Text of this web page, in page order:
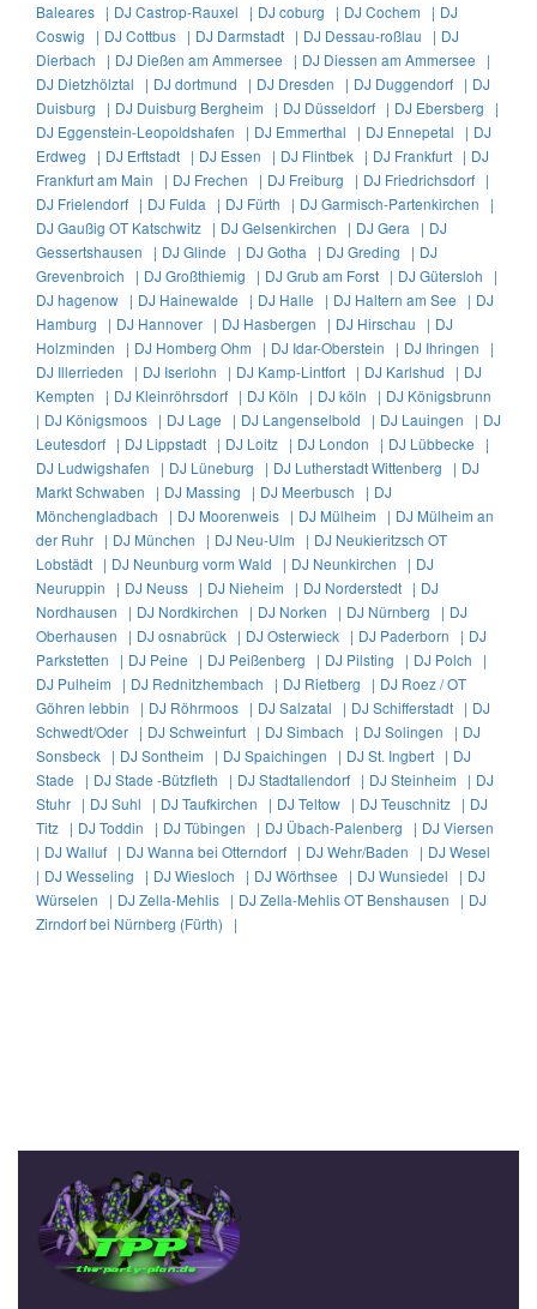
Baleares | DJ Castrop-Rauxel | DJ coburg | DJ Cochem | DJ
Coswig | DJ Cottbus | DJ Darmstadt | DJ Dessau-roßlau | DJ
Dierbach | DJ Dießen am Ammersee | DJ Diessen am Ammersee |
DJ Dietzhölztal | DJ dortmund | DJ Dresden | DJ Duggendorf | DJ
Duisburg | DJ Duisburg Bergheim | DJ Düsseldorf | DJ Ebersberg |
DJ Eggenstein-Leopoldshafen | DJ Emmerthal | DJ Ennepetal | DJ
Erdweg | DJ Erftstadt | DJ Essen | DJ Flintbek | DJ Frankfurt | DJ
Frankfurt am Main | DJ Frechen | DJ Freiburg | DJ Friedrichsdorf |
DJ Frielendorf | DJ Fulda | DJ Fürth | DJ Garmisch-Partenkirchen |
DJ Gaußig OT Katschwitz | DJ Gelsenkirchen | DJ Gera | DJ
Gessertshausen | DJ Glinde | DJ Gotha | DJ Greding | DJ
Grevenbroich | DJ Großthiemig | DJ Grub am Forst | DJ Gütersloh |
DJ hagenow | DJ Hainewalde | DJ Halle | DJ Haltern am See | DJ
Hamburg | DJ Hannover | DJ Hasbergen | DJ Hirschau | DJ
Holzminden | DJ Homberg Ohm | DJ Idar-Oberstein | DJ Ihringen |
DJ Illerrieden | DJ Iserlohn | DJ Kamp-Lintfort | DJ Karlshud | DJ
Kempten | DJ Kleinröhrsdorf | DJ Köln | DJ köln | DJ Königsbrunn
| DJ Königsmoos | DJ Lage | DJ Langenselbold | DJ Lauingen | DJ
Leutesdorf | DJ Lippstadt | DJ Loitz | DJ London | DJ Lübbecke |
DJ Ludwigshafen | DJ Lüneburg | DJ Lutherstadt Wittenberg | DJ
Markt Schwaben | DJ Massing | DJ Meerbusch | DJ
Mönchengladbach | DJ Moorenweis | DJ Mülheim | DJ Mülheim an
der Ruhr | DJ München | DJ Neu-Ulm | DJ Neukieritzsch OT
Lobstädt | DJ Neunburg vorm Wald | DJ Neunkirchen | DJ
Neuruppin | DJ Neuss | DJ Nieheim | DJ Norderstedt | DJ
Nordhausen | DJ Nordkirchen | DJ Norken | DJ Nürnberg | DJ
Oberhausen | DJ osnabrück | DJ Osterwieck | DJ Paderborn | DJ
Parkstetten | DJ Peine | DJ Peißenberg | DJ Pilsting | DJ Polch |
DJ Pulheim | DJ Rednitzhembach | DJ Rietberg | DJ Roez / OT
Göhren lebbin | DJ Röhrmoos | DJ Salzatal | DJ Schifferstadt | DJ
Schwedt/Oder | DJ Schweinfurt | DJ Simbach | DJ Solingen | DJ
Sonsbeck | DJ Sontheim | DJ Spaichingen | DJ St. Ingbert | DJ
Stade | DJ Stade -Bützfleth | DJ Stadtallendorf | DJ Steinheim | DJ
Stuhr | DJ Suhl | DJ Taufkirchen | DJ Teltow | DJ Teuschnitz | DJ
Titz | DJ Toddin | DJ Tübingen | DJ Übach-Palenberg | DJ Viersen
| DJ Walluf | DJ Wanna bei Otterndorf | DJ Wehr/Baden | DJ Wesel
| DJ Wesseling | DJ Wiesloch | DJ Wörthsee | DJ Wunsiedel | DJ
Würselen | DJ Zella-Mehlis | DJ Zella-Mehlis OT Benshausen | DJ
Zirndorf bei Nürnberg (Fürth) |